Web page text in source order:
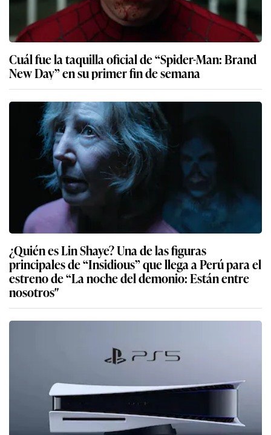
Cuál fue la taquilla oficial de “Spider-Man: Brand
New Day” en su primer fin de semana
¿Quién es Lin Shaye? Una de las figuras
principales de “Insidious” que llega a Perú para el
estreno de “La noche del demonio: Están entre
nosotros″